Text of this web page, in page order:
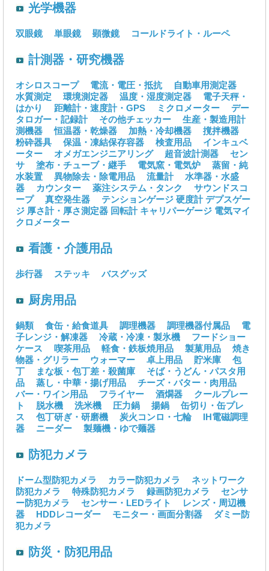
光学機器
双眼鏡 単眼鏡 顕微鏡 コールドライト・ルーペ
計測器・研究機器
オシロスコープ 電流・電圧・抵抗
自動車用測定器
水質測定
環境測定器 温度・湿度測定器
電子天秤・
はかり
距離計・速度計・GPS ミクロメーター
デー
タロガー・記録計
その他チェッカー
生産・製造用計
測機器
恒温器・乾燥器 加熱・冷却機器
撹拌機器
粉砕器具
保温・凍結保存容器 検査用品
インキュベ
ーター
オメガエンジニアリング 超音波計測器
セン
サ
塗布・チューブ・継手 電気窯・電気炉
蒸留・純
水装置
異物除去・除電用品 流量計
水準器・水盛
器
カウンター 薬注システム・タンク
サウンドスコ
ープ
真空発生器 テンションゲージ 硬度計 デプスゲー
ジ 厚さ計・厚さ測定器 回転計 キャリパーゲージ 電気マイ
クロメーター
看護・介護用品
歩行器 ステッキ バスグッズ
厨房用品
鍋類 食缶・給食道具 調理機器 調理機器付属品
電
子レンジ・解凍器
冷蔵・冷凍・製氷機
フードショー
ケース
喫茶用品 軽食・鉄板焼用品 製菓用品
焼き
物器・グリラー
ウォーマー 卓上用品 貯米庫
包
丁
まな板・包丁差・殺菌庫
そば・うどん・パスタ用
品
蒸し・中華・揚げ用品
チーズ・バター・肉用品
バー・ワイン用品
フライヤー 酒燗器
クールプレー
ト
脱水機 洗米機 圧力鍋 揚鍋
缶切り・缶プレ
ス
包丁研ぎ・研磨機 炭火コンロ・七輪
IH電磁調理
器
ニーダー 製麺機・ゆで麺器
防犯カメラ
ドーム型防犯カメラ カラー防犯カメラ
ネットワーク
防犯カメラ
特殊防犯カメラ 録画防犯カメラ
センサ
ー防犯カメラ
センサー・LEDライト
レンズ・周辺機
器
HDDレコーダー モニター・画面分割器
ダミー防
犯カメラ
防災・防犯用品